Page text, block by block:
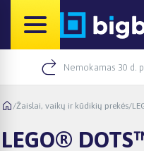
Nemokamas 30 d.
/Žaislai, vaikų ir kūdikių prekės/
LEGO®